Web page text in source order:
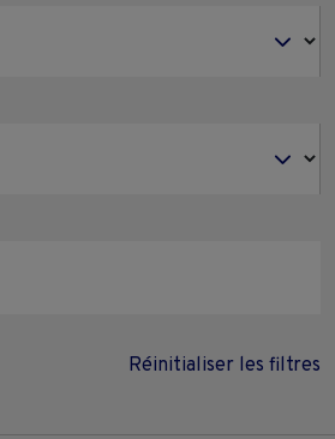
Réinitialiser les filtres